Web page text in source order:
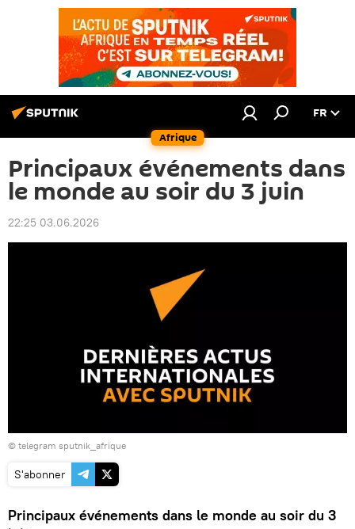
Afrique
FR
Principaux événements dans
le monde au soir du 3 juin
22:25 03.06.2026
© telegram sputnik_afrique
S'abonner
Principaux événements dans le monde au soir du 3